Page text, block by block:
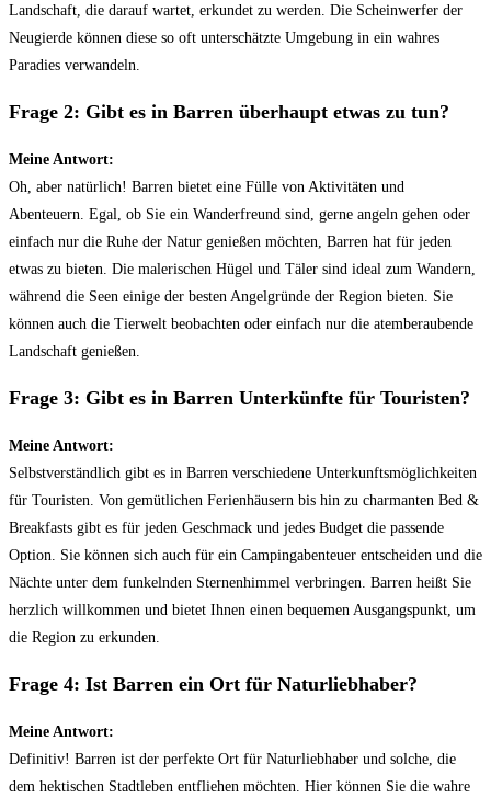
Landschaft, die darauf wartet, erkundet zu werden. Die Scheinwerfer der
Neugierde können diese so oft unterschätzte Umgebung in ein wahres
Paradies verwandeln.
Frage 2: Gibt es in Barren überhaupt etwas zu tun?
Meine Antwort:
Oh, aber natürlich! Barren bietet eine Fülle von Aktivitäten und
Abenteuern. Egal, ob Sie ein Wanderfreund sind, gerne angeln gehen oder
einfach nur die Ruhe der Natur genießen möchten, Barren hat für jeden
etwas zu bieten. Die malerischen Hügel und Täler sind ideal zum Wandern,
während die Seen einige der besten Angelgründe der Region bieten. Sie
können auch die Tierwelt beobachten oder einfach nur die atemberaubende
Landschaft genießen.
Frage 3: Gibt es in Barren Unterkünfte für Touristen?
Meine Antwort:
Selbstverständlich gibt es in Barren verschiedene Unterkunftsmöglichkeiten
für Touristen. Von gemütlichen Ferienhäusern bis hin zu charmanten Bed &
Breakfasts gibt es für jeden Geschmack und jedes Budget die passende
Option. Sie können sich auch für ein Campingabenteuer entscheiden und die
Nächte unter dem funkelnden Sternenhimmel verbringen. Barren heißt Sie
herzlich willkommen und bietet Ihnen einen bequemen Ausgangspunkt, um
die Region zu erkunden.
Frage 4: Ist Barren ein Ort für Naturliebhaber?
Meine Antwort:
Definitiv! Barren ist der perfekte Ort für Naturliebhaber und solche, die
dem hektischen Stadtleben entfliehen möchten. Hier können Sie die wahre